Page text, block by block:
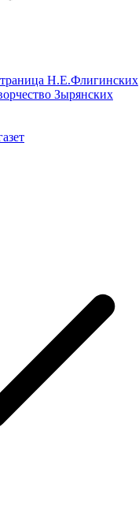
Н.Е.Флигинских
Зырянских